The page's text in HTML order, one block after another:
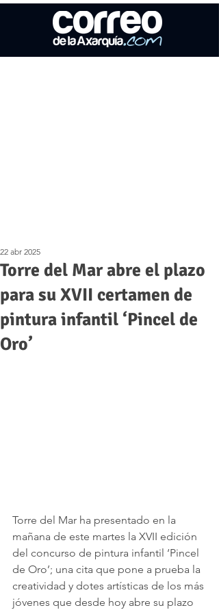
Torre del Mar abre el plazo
para su XVII certamen de
pintura infantil ‘Pincel de
Oro’
22 abr 2025
Torre del Mar ha presentado en la
mañana de este martes la XVII edición
del concurso de pintura infantil ‘Pincel
de Oro’; una cita que pone a prueba la
creatividad y dotes artísticas de los más
jóvenes que desde hoy abre su plazo